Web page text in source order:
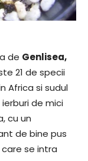
de Genlisea,
21 de specii
Africa si sudul
de mici
cu un
de bine pus
se intra